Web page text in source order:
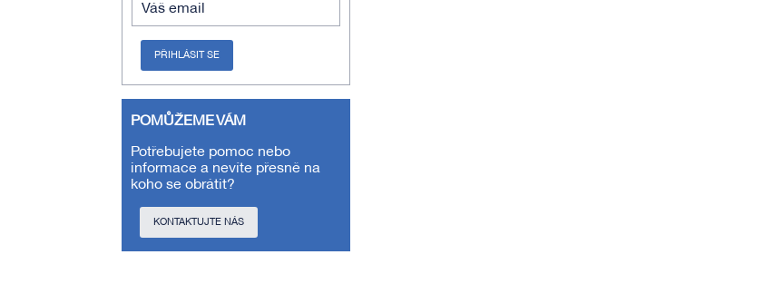
Váš email
PŘIHLÁSIT SE
POMŮŽEME VÁM
Potřebujete pomoc nebo
informace a nevíte přesně na
koho se obrátit?
KONTAKTUJTE NÁS